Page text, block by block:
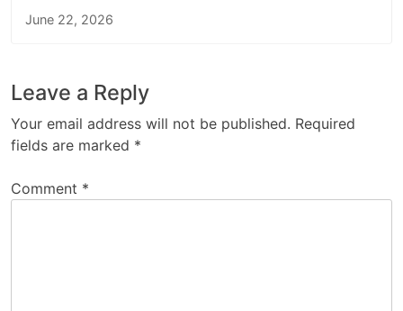
June 22, 2026
Leave a Reply
Your email address will not be published. Required
fields are marked *
Comment *